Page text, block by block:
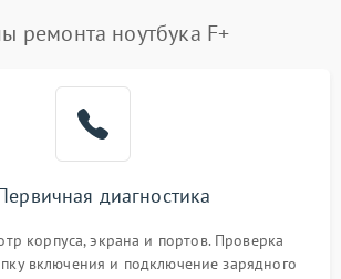
ремонта ноутбука F+
диагностика
корпуса, экрана и портов. Проверка
включения и подключение зарядного